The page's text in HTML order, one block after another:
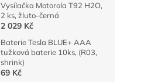
Vysílačka Motorola T92 H2O,
2 ks, žluto-černá
2 029 Kč
Baterie Tesla BLUE+ AAA
tužková baterie 10ks, (R03,
shrink)
69 Kč